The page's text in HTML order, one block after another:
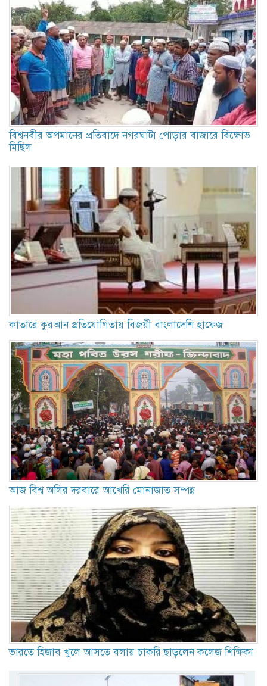
বিশ্বনবীর অপমানের প্রতিবাদে নগরঘাটা পোড়ার বাজারে বিক্ষোভ
মিছিল
কাতারে কুরআন প্রতিযোগিতায় বিজয়ী বাংলাদেশি হাফেজ
আজ বিশ্ব অলির দরবারে আখেরি মোনাজাত সম্পন্ন
ভারতে হিজাব খুলে আসতে বলায় চাকরি ছাড়লেন কলেজ শিক্ষিকা